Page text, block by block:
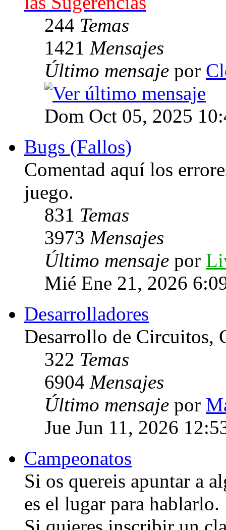
244 Temas
1421 Mensajes
Último mensaje por
Dom Oct 05, 2025
Bugs (Fallos)
Comentad aquí los
juego.
831 Temas
3973 Mensajes
Último mensaje por
Mié Ene 21, 2026
Desarrolladores
Desarrollo de Circuitos,
322 Temas
6904 Mensajes
Último mensaje por
Jue Jun 11, 2026
Campeonatos
Si os quereis apuntar a
es el lugar para hablarlo.